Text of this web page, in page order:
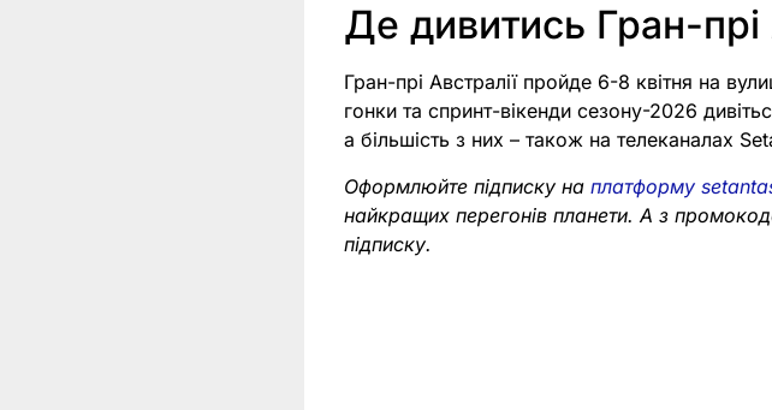
Де дивитись Гран-прі
Гран-прі Австралії пройде 6-8 квітня на
гонки та спринт-вікенди сезону-2026
а більшість з них – також на телеканалах
Оформлюйте підписку наплатформу
найкращих перегонів планети. А з
підписку.